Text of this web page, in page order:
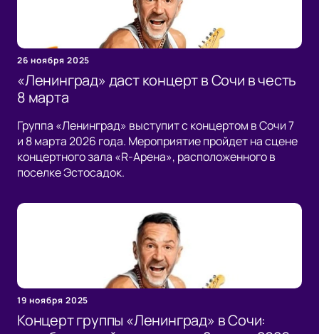
26 ноября 2025
«Ленинград» даст концерт в Сочи в честь
8 марта
Группа «Ленинград» выступит с концертом в Сочи 7
и 8 марта 2026 года. Мероприятие пройдет на сцене
концертного зала «R-Арена», расположенного в
поселке Эстосадок.
19 ноября 2025
Концерт группы «Ленинград» в Сочи: